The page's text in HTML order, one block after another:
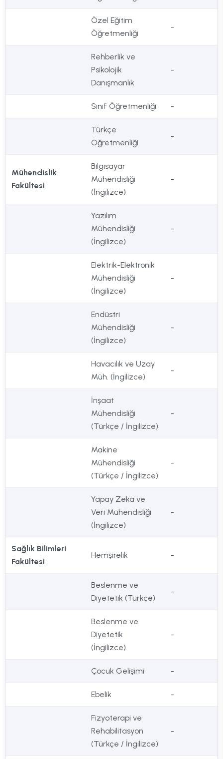
Özel Eğitim
Öğretmenliği
-
Rehberlik ve
Psikolojik
Danışmanlık
-
Sınıf Öğretmenliği -
Türkçe
Öğretmenliği
-
Mühendislik
Fakültesi
Bilgisayar
Mühendisliği
(İngilizce)
-
Yazılım
Mühendisliği
(İngilizce)
-
Elektrik-Elektronik
Mühendisliği
(İngilizce)
-
Endüstri
Mühendisliği
(İngilizce)
-
Havacılık ve Uzay
Müh. (İngilizce)
-
İnşaat
Mühendisliği
(Türkçe / İngilizce)
-
Makine
Mühendisliği
(Türkçe / İngilizce)
-
Yapay Zeka ve
Veri Mühendisliği
(İngilizce)
-
Sağlık Bilimleri
Fakültesi
Hemşirelik -
Beslenme ve
Diyetetik (Türkçe)
-
Beslenme ve
Diyetetik
(İngilizce)
-
Çocuk Gelişimi -
Ebelik -
Fizyoterapi ve
Rehabilitasyon
(Türkçe / İngilizce)
-